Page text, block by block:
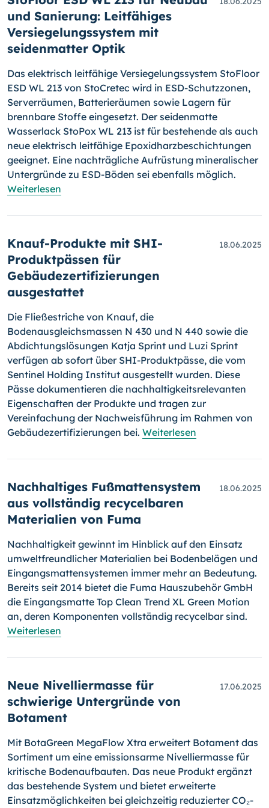
und Sanierung: Leitfähiges
Versiegelungssystem mit
seidenmatter Optik
Das elektrisch leitfähige Versiegelungssystem StoFloor
ESD WL 213 von StoCretec wird in ESD-Schutzzonen,
Serverräumen, Batterieräumen sowie Lagern für
brennbare Stoffe eingesetzt. Der seidenmatte
Wasserlack StoPox WL 213 ist für bestehende als auch
neue elektrisch leitfähige Epoxidharzbeschichtungen
geeignet. Eine nachträgliche Aufrüstung mineralischer
Untergründe zu ESD-Böden sei ebenfalls möglich.
Weiterlesen
Knauf-Produkte mit SHI-
Produktpässen für
Gebäudezertifizierungen
ausgestattet
18.06.2025
Die Fließestriche von Knauf, die
Bodenausgleichsmassen N 430 und N 440 sowie die
Abdichtungslösungen Katja Sprint und Luzi Sprint
verfügen ab sofort über SHI-Produktpässe, die vom
Sentinel Holding Institut ausgestellt wurden. Diese
Pässe dokumentieren die nachhaltigkeitsrelevanten
Eigenschaften der Produkte und tragen zur
Vereinfachung der Nachweisführung im Rahmen von
Gebäudezertifizierungen bei. Weiterlesen
Nachhaltiges Fußmattensystem
aus vollständig recycelbaren
Materialien von Fuma
18.06.2025
Nachhaltigkeit gewinnt im Hinblick auf den Einsatz
umweltfreundlicher Materialien bei Bodenbelägen und
Eingangsmattensystemen immer mehr an Bedeutung.
Bereits seit 2014 bietet die Fuma Hauszubehör GmbH
die Eingangsmatte Top Clean Trend XL Green Motion
an, deren Komponenten vollständig recycelbar sind.
Weiterlesen
Neue Nivelliermasse für
schwierige Untergründe von
Botament
17.06.2025
Mit BotaGreen MegaFlow Xtra erweitert Botament das
Sortiment um eine emissionsarme Nivelliermasse für
kritische Bodenaufbauten. Das neue Produkt ergänzt
das bestehende System und bietet erweiterte
Einsatzmöglichkeiten bei gleichzeitig reduzierter CO₂-